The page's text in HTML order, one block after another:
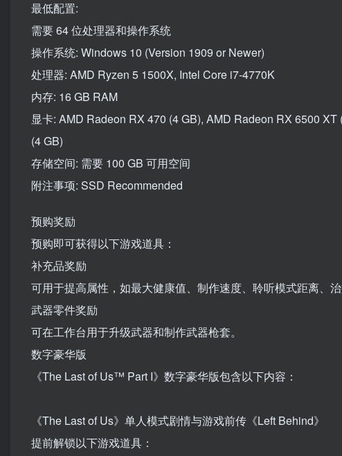
最低配置:
需要 64 位处理器和操作系统
操作系统: Windows 10 (Version 1909 or Newer)
处理器: AMD Ryzen 5 1500X, Intel Core i7-4770K
内存: 16 GB RAM
显卡: AMD Radeon RX 470 (4 GB), AMD Radeon RX 6500
(4 GB)
存储空间: 需要 100 GB 可用空间
附注事项: SSD Recommended
预购奖励
预购即可获得以下游戏道具：
补充品奖励
可用于提高属性，如最大健康值、制作速度、聆听模式距离、
武器零件奖励
可在工作台用于升级武器和制作武器枪套。
数字豪华版
《The Last of Us™ Part I》数字豪华版包含以下内容：
《The Last of Us》单人模式剧情与游戏前传《Left Behind》
提前解锁以下游戏道具：